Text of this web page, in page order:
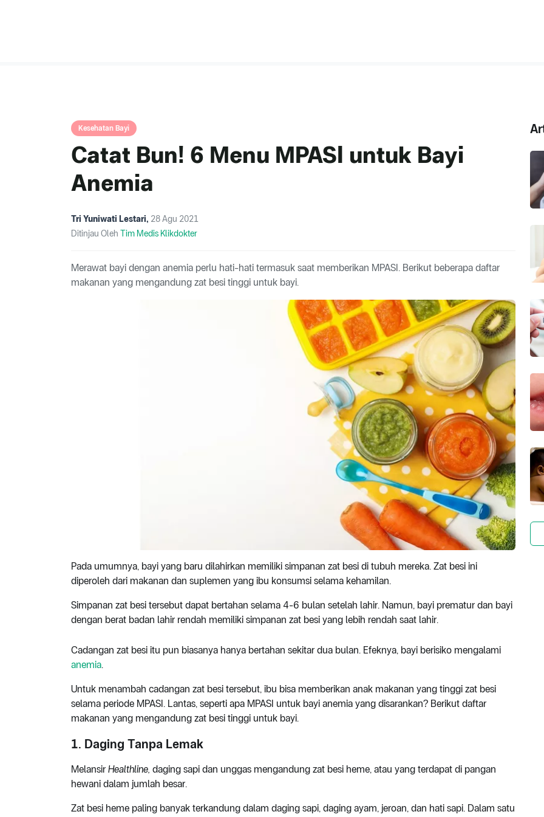
Kesehatan Bayi
Catat Bun! 6 Menu MPASI untuk Bayi
Anemia
Tri Yuniwati Lestari, 28 Agu 2021
Ditinjau Oleh Tim Medis Klikdokter
Merawat bayi dengan anemia perlu hati-hati termasuk saat memberikan MPASI. Berikut beberapa daftar
makanan yang mengandung zat besi tinggi untuk bayi.
Pada umumnya, bayi yang baru dilahirkan memiliki simpanan zat besi di tubuh mereka. Zat besi ini
diperoleh dari makanan dan suplemen yang ibu konsumsi selama kehamilan.
Simpanan zat besi tersebut dapat bertahan selama 4-6 bulan setelah lahir. Namun, bayi prematur dan bayi
dengan berat badan lahir rendah memiliki simpanan zat besi yang lebih rendah saat lahir.
Cadangan zat besi itu pun biasanya hanya bertahan sekitar dua bulan. Efeknya, bayi berisiko mengalami
anemia.
Untuk menambah cadangan zat besi tersebut, ibu bisa memberikan anak makanan yang tinggi zat besi
selama periode MPASI. Lantas, seperti apa MPASI untuk bayi anemia yang disarankan? Berikut daftar
makanan yang mengandung zat besi tinggi untuk bayi.
1. Daging Tanpa Lemak
Melansir Healthline, daging sapi dan unggas mengandung zat besi heme, atau yang terdapat di pangan
hewani dalam jumlah besar.
Zat besi heme paling banyak terkandung dalam daging sapi, daging ayam, jeroan, dan hati sapi. Dalam satu